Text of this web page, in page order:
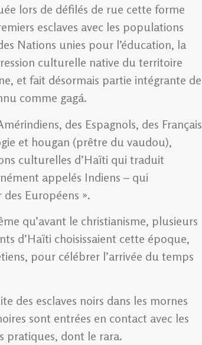
lors de défilés de rue cette forme
esclaves avec les populations
Nations unies pour l’éducation, la
culturelle native du territoire
et fait désormais partie intégrante de
comme gagá.
des Espagnols, des Français
et hougan (prêtre du vaudou),
culturelles d’Haïti qui traduit
appelés Indiens – qui
Européens ».
qu’avant le christianisme, plusieurs
d’Haïti choisissaient cette époque,
pour célébrer l’arrivée du temps
des esclaves noirs dans les mornes
sont entrées en contact avec les
pratiques, dont le rara.